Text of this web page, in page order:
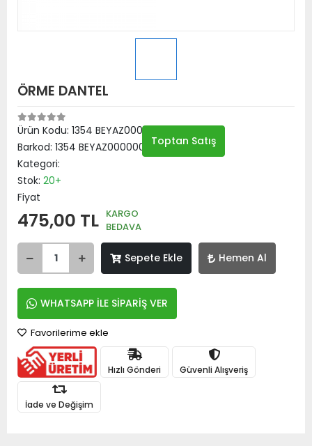
ÖRME DANTEL
Ürün Kodu: 1354 BEYAZ00000001
Barkod: 1354 BEYAZ00000001
Kategori:
Stok: 20+
Fiyat
475,00 TL KARGO
BEDAVA
Sepete Ekle Hemen Al
WHATSAPP İLE SİPARİŞ VER
Toptan Satış
Favorilerime ekle
Hızlı Gönderi Güvenli Alışveriş
İade ve Değişim